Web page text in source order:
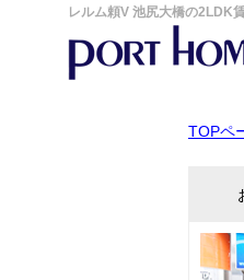
レルム頼V 池尻大橋の2LDK
TOPペ